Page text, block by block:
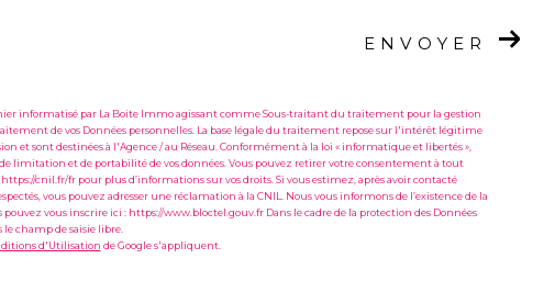
ENVOYER
informatisé par La Boite Immo agissant comme Sous-traitant du traitement pour la gestion
de vos Données personnelles. La base légale du traitement repose sur l'intérêt légitime
et sont destinées à l'Agence / au Réseau. Conformément à la loi « informatique et libertés »,
de limitation et de portabilité de vos données. Vous pouvez retirer votre consentement à tout
cnil.fr/fr pour plus d’informations sur vos droits. Si vous estimez, après avoir contacté
vous pouvez adresser une réclamation à la CNIL. Nous vous informons de l’existence de la
vous inscrire ici : https://www.bloctel.gouv.fr Dans le cadre de la protection des Données
champ de saisie libre.
d'Utilisation de Google s'appliquent.